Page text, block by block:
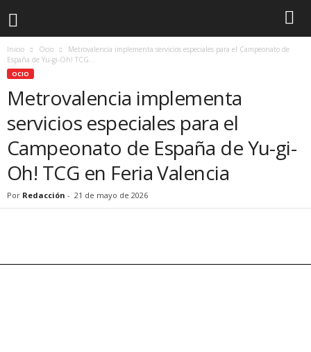
Inicio Ocio
Metrovalencia implementa servicios especiales para el Campeonato de
España de Yu-gi-Oh! TCG...
OCIO
Metrovalencia implementa
servicios especiales para el
Campeonato de España de Yu-gi-
Oh! TCG en Feria Valencia
Por Redacción - 21 de mayo de 2026